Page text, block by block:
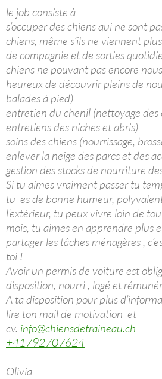
le job consiste à
s’occuper des chiens qui ne sont
chiens, même s’ils ne viennent
de compagnie et de sorties
chiens ne pouvant pas encore
heureux de découvrir pleins de
balades à pied)
entretien du chenil (nettoyage
entretiens des niches et abris)
soins des chiens (nourrissage,
enlever la neige des parcs et des
gestion des stocks de nourriture
Si tu aimes vraiment passer tu
tu es de bonne humeur,
l’extérieur, tu peux vivre loin de
mois, tu aimes en apprendre plus
partager les tâches ménagères ,
toi !
Avoir un permis de voiture est
disposition, nourri , logé et
A ta disposition pour plus
lire ton mail de motivation et
cv. info@chiensdetraineau.ch
+41792707624
Olivia